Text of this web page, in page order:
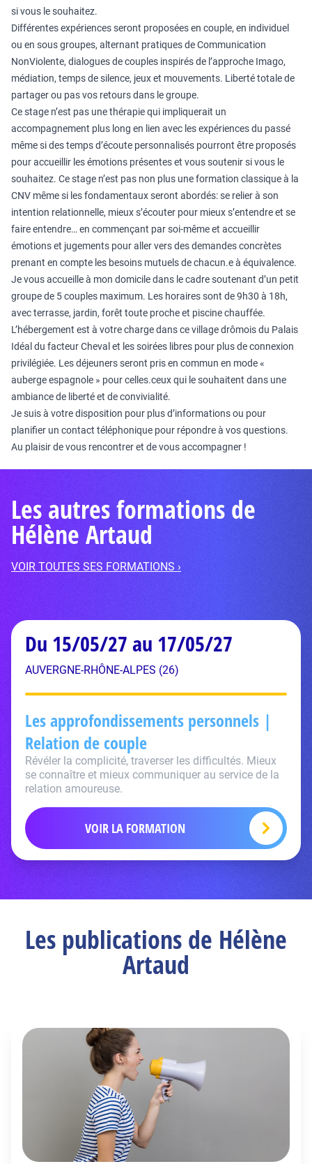
si vous le souhaitez.
Différentes expériences seront proposées en couple, en individuel
ou en sous groupes, alternant pratiques de Communication
NonViolente, dialogues de couples inspirés de l’approche Imago,
médiation, temps de silence, jeux et mouvements. Liberté totale de
partager ou pas vos retours dans le groupe.
Ce stage n’est pas une thérapiequi impliquerait un
accompagnement plus long en lien avec les expériences du passé
même si des temps d’écoute personnalisés pourront être proposés
pour accueillir les émotions présentes et vous soutenir si vous le
souhaitez. Ce stage n’est pas non plus une formation classique à la
CNV même si les fondamentaux seront abordés: se relier à son
intention relationnelle, mieux s’écouter pour mieux s’entendre et se
faire entendre… en commençant par soi-même et accueillir
émotions et jugements pour aller vers des demandes concrètes
prenant en compte les besoins mutuels de chacun.e à équivalence.
Je vous accueille à mon domicile dans le cadre soutenant d’un petit
groupe de 5 couples maximum. Les horaires sont de 9h30 à 18h,
avec terrasse, jardin, forêt toute proche et piscine chauffée.
L’hébergement est à votre charge dans ce village drômois du Palais
Idéal du facteur Cheval et les soirées libres pour plus de connexion
privilégiée. Les déjeuners seront pris en commun en mode «
auberge espagnole » pour celles.ceux qui le souhaitent dans une
ambiance de liberté et de convivialité.
Je suis à votre disposition pour plus d’informations ou pour
planifier un contact téléphonique pour répondre à vos questions.
Au plaisir de vous rencontrer et de vous accompagner !
Les autres formations de
Hélène Artaud
VOIR TOUTES SES FORMATIONS ›
Du 15/05/27 au 17/05/27
AUVERGNE-RHÔNE-ALPES (26)
Les approfondissements personnels |
Relation de couple
Révéler la complicité, traverser les difficultés. Mieux
se connaître et mieux communiquer au service de la
relation amoureuse.
VOIR LA FORMATION
Les publications de Hélène
Artaud